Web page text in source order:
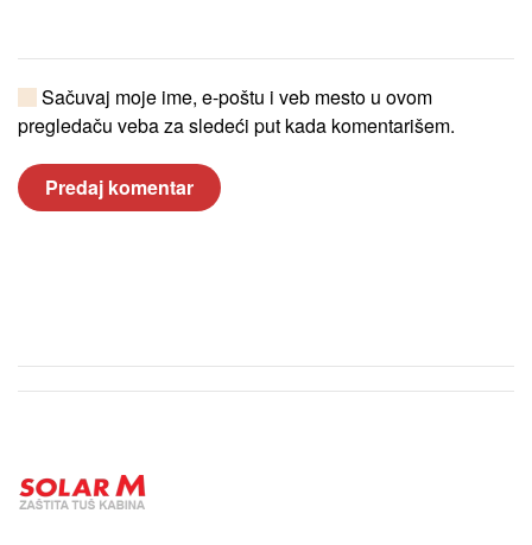
Sačuvaj moje ime, e-poštu i veb mesto u ovom
pregledaču veba za sledeći put kada komentarišem.
Predaj komentar